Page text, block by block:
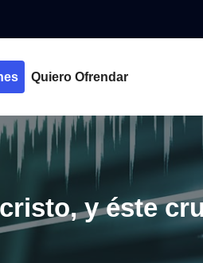
Quiero Ofrendar
y éste